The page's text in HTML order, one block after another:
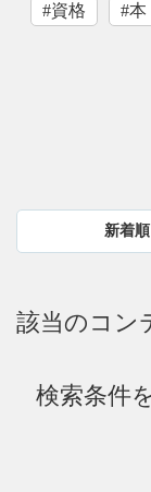
#資格 #本
新着順